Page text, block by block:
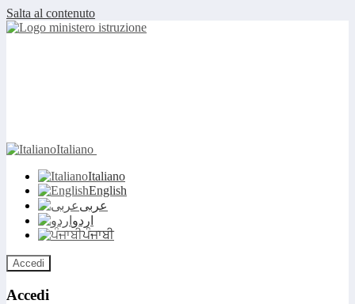
Salta al contenuto
Italiano
Italiano
English
عربى
اردو
ਪੰਜਾਬੀ
Accedi
Accedi